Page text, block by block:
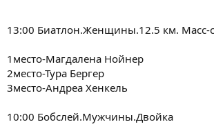
13:00 Биатлон.Женщины.12.5 км. Масс-
1место-Магдалена Нойнер
2место-Тура Бергер
3место-Андреа Хенкель
10:00 Бобслей.Мужчины.Двойка